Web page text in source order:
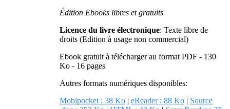
Édition Ebooks libres et gratuits
Licence du livre électronique: Texte libre de
droits (Edition à usage non commercial)
Ebook gratuit à télécharger au format PDF - 130
Ko - 16 pages
Autres formats numériques disponibles:
Mobipocket : 38 Ko | eReader : 88 Ko | Source